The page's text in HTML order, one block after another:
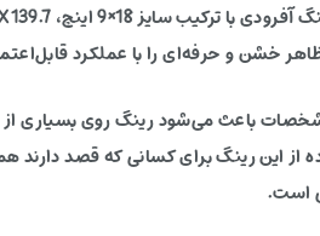
خشن و حرفه‌ای را با عملکرد
باعث می‌شود رینگ روی بسیاری از
از این رینگ برای کسانی که قصد
است.